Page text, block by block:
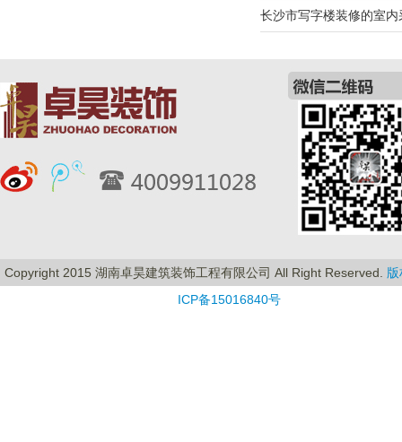
长沙市写字楼装修的室内
Copyright 2015 湖南卓昊建筑装饰工程有限公司 All Right Reserved.
ICP备15016840号